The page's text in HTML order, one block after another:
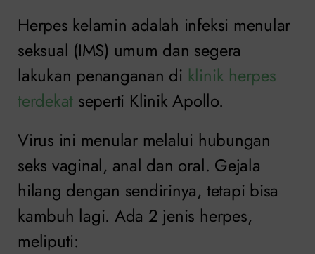
Herpes kelamin adalah infeksi menular
seksual (IMS) umum dan segera
lakukan penanganan di klinik herpes
terdekat seperti Klinik Apollo.
Virus ini menular melalui hubungan
seks vaginal, anal dan oral. Gejala
hilang dengan sendirinya, tetapi bisa
kambuh lagi. Ada 2 jenis herpes,
meliputi: